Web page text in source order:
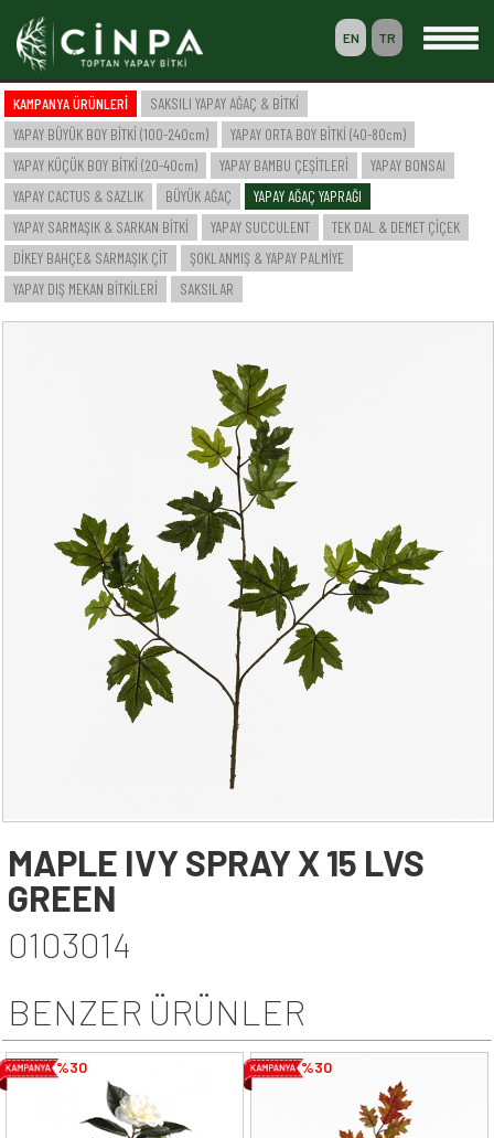
EN TR
SEPETİM
ÜYELİK
-- ANASAYFA --
-- KURUMSAL --
SAKSILI YAPAY AĞAÇ & BİTKİ
YAPAY KÜÇÜK BOY BİTKİ (20-40cm)
YAPAY BAMBU ÇEŞİTLERİ
YAPAY BONSAI
YAPAY CACTUS & SAZLIK
BÜYÜK AĞAÇ
YAPAY AĞAÇ YAPRAĞI
YAPAY SARMAŞIK & SARKAN BİTKİ
YAPAY SUCCULENT
TEK DAL & DEMET ÇİÇEK
DİKEY BAHÇE& SARMAŞIK ÇİT
ŞOKLANMIŞ & YAPAY PALMİYE
YAPAY DIŞ MEKAN BİTKİLERİ
SAKSILAR
--- HABERLER --
-- İLETİŞİM --
KAMPANYA ÜRÜNLERİ
SAKSILI YAPAY AĞAÇ & BİTKİ
YAPAY BÜYÜK BOY BİTKİ (100-240cm)
YAPAY ORTA BOY BİTKİ (40-80cm)
YAPAY KÜÇÜK BOY BİTKİ (20-40cm)
YAPAY BAMBU ÇEŞİTLERİ
YAPAY BONSAI
YAPAY CACTUS & SAZLIK
BÜYÜK AĞAÇ
YAPAY AĞAÇ YAPRAĞI
YAPAY SARMAŞIK & SARKAN BİTKİ
YAPAY SUCCULENT
TEK DAL & DEMET ÇİÇEK
DİKEY BAHÇE& SARMAŞIK ÇİT
ŞOKLANMIŞ & YAPAY PALMİYE
YAPAY DIŞ MEKAN BİTKİLERİ
SAKSILAR
MAPLE IVY SPRAY X 15 LVS
GREEN
0103014
BENZER ÜRÜNLER
%30 %30